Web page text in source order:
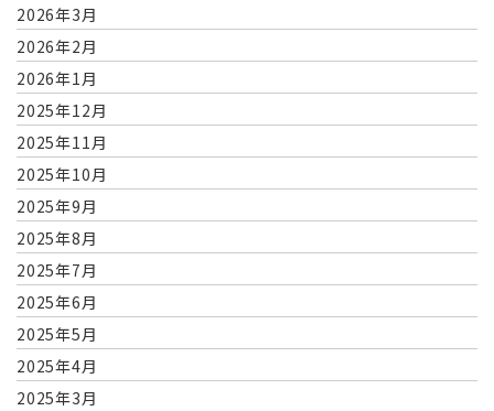
2026年3月
2026年2月
2026年1月
2025年12月
2025年11月
2025年10月
2025年9月
2025年8月
2025年7月
2025年6月
2025年5月
2025年4月
2025年3月